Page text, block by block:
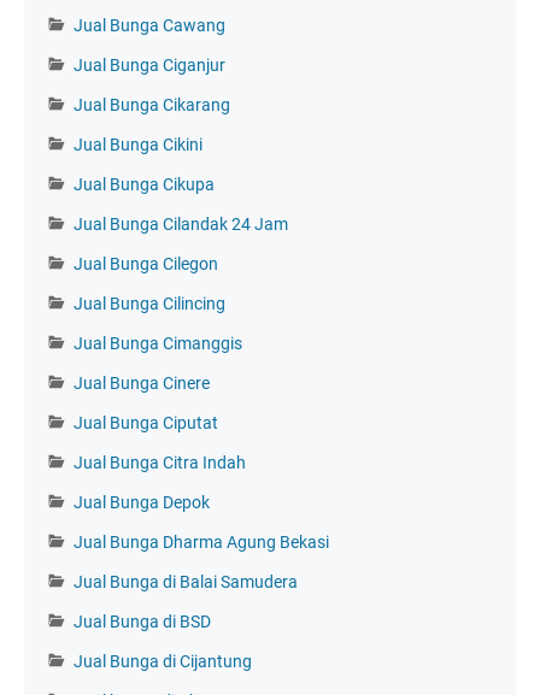
Jual Bunga Cawang
Jual Bunga Ciganjur
Jual Bunga Cikarang
Jual Bunga Cikini
Jual Bunga Cikupa
Jual Bunga Cilandak 24 Jam
Jual Bunga Cilegon
Jual Bunga Cilincing
Jual Bunga Cimanggis
Jual Bunga Cinere
Jual Bunga Ciputat
Jual Bunga Citra Indah
Jual Bunga Depok
Jual Bunga Dharma Agung Bekasi
Jual Bunga di Balai Samudera
Jual Bunga di BSD
Jual Bunga di Cijantung